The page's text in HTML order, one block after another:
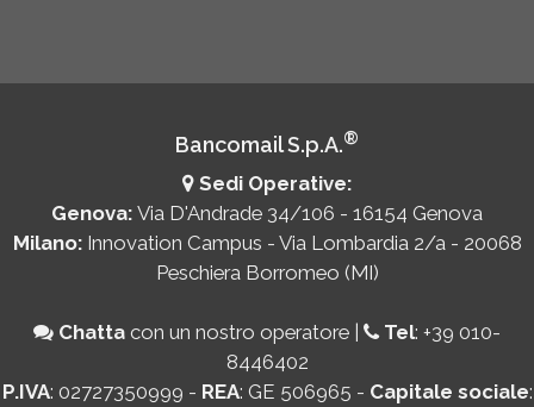
Bancomail S.p.A.®
Sedi Operative:
Genova: Via D'Andrade 34/106 - 16154 Genova
Milano: Innovation Campus - Via Lombardia 2/a - 20068
Peschiera Borromeo (MI)
Chatta con un nostro operatore | Tel: +39 010-
8446402
P.IVA: 02727350999 - REA: GE 506965 - Capitale sociale: